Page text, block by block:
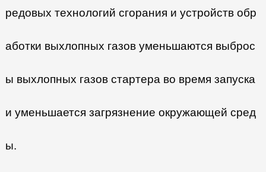
редовых технологий сгорания и устройств обр
аботки выхлопных газов уменьшаются выброс
ы выхлопных газов стартера во время запуска
и уменьшается загрязнение окружающей сред
ы.